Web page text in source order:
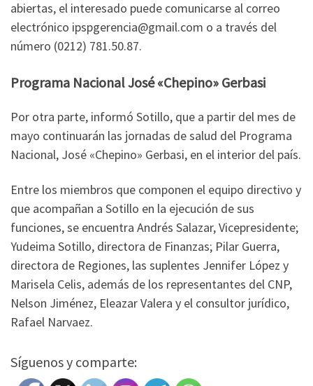
abiertas, el interesado puede comunicarse al correo
electrónico ipspgerencia@gmail.com o a través del
número (0212) 781.50.87.
Programa Nacional José «Chepino» Gerbasi
Por otra parte, informó Sotillo, que a partir del mes de
mayo continuarán las jornadas de salud del Programa
Nacional, José «Chepino» Gerbasi, en el interior del país.
Entre los miembros que componen el equipo directivo y
que acompañan a Sotillo en la ejecución de sus
funciones, se encuentra Andrés Salazar, Vicepresidente;
Yudeima Sotillo, directora de Finanzas; Pilar Guerra,
directora de Regiones, las suplentes Jennifer López y
Marisela Celis, además de los representantes del CNP,
Nelson Jiménez, Eleazar Valera y el consultor jurídico,
Rafael Narvaez.
Síguenos y comparte: